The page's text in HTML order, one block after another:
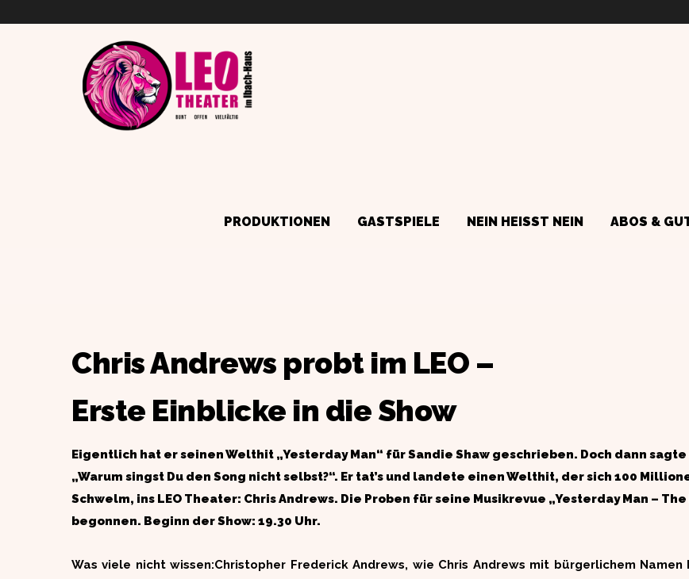
PRODUKTIONEN GASTSPIELE NEIN HEISST NEIN ABOS &
Chris Andrews probt im LEO –
Erste Einblicke in die Show
Eigentlich hat er seinen Welthit „Yesterday Man“ für Sandie Shaw geschrieben. Doch dann
„Warum singst Du den Song nicht selbst?“. Er tat’s und landete einen Welthit, der sich 100
Schwelm, ins LEO Theater: Chris Andrews. Die Proben für seine Musikrevue „Yesterday Man –
begonnen. Beginn der Show: 19.30 Uhr.
Was viele nicht wissen:Christopher Frederick Andrews, wie Chris Andrews mit bürgerlichem